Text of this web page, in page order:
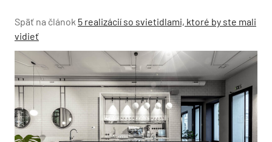
Späť na článok 5 realizácií so svietidlami, ktoré by ste mali
vidieť